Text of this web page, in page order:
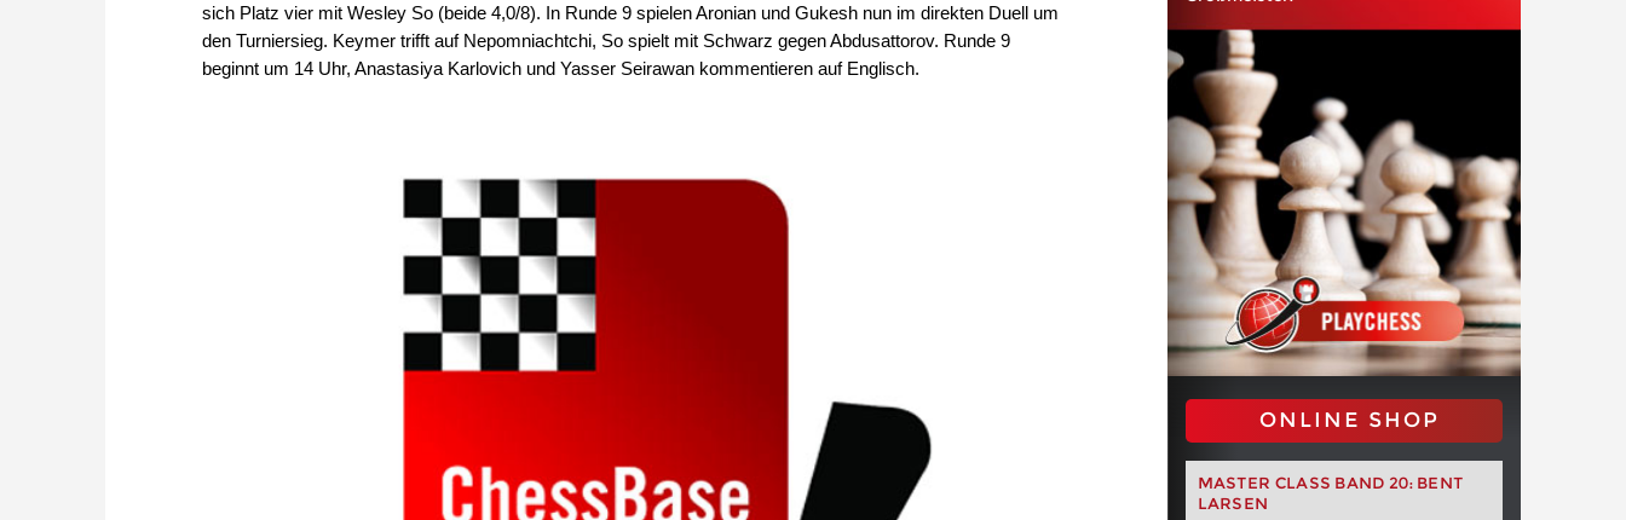
sich Platz vier mit Wesley So (beide 4,0/8). In Runde 9 spielen Aronian und Gukesh nun im direkten Duell um
den Turniersieg. Keymer trifft auf Nepomniachtchi, So spielt mit Schwarz gegen Abdusattorov. Runde 9
beginnt um 14 Uhr, Anastasiya Karlovich und Yasser Seirawan kommentieren auf Englisch.
ONLINE SHOP
MASTER CLASS BAND 20: BENT
LARSEN